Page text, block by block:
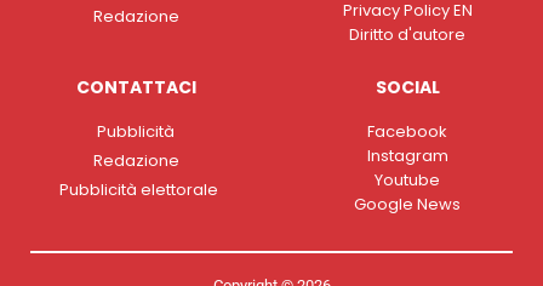
Redazione
Privacy Policy EN
Diritto d'autore
CONTATTACI
Pubblicità
Redazione
Pubblicità elettorale
SOCIAL
Facebook
Instagram
Youtube
Google News